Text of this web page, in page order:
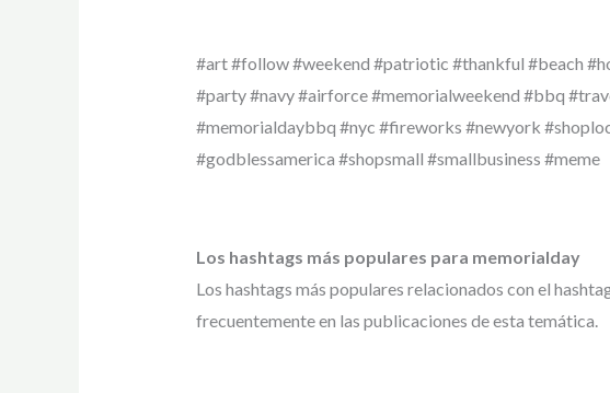
#art #follow #weekend #patriotic #thankful #beach
#party #navy #airforce #memorialweekend #bbq
#memorialdaybbq #nyc #fireworks #newyork
#godblessamerica #shopsmall #smallbusiness #meme
Los hashtags más populares para memorialday
Los hashtags más populares relacionados con el
frecuentemente en las publicaciones de esta temática.